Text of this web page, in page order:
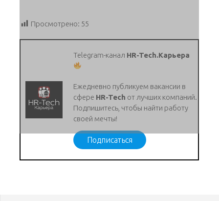
Просмотрено: 55
Telegram-канал HR-Tech.Карьера
Ежедневно публикуем вакансии в
сфере HR-Tech от лучших компаний.
Подпишитесь, чтобы найти работу
своей мечты!
Подписаться